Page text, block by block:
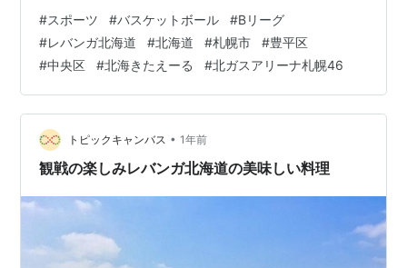
ケットボールBリーグ・１部東地区 レバンガ北海道 ラッ
ピングバスが登場 お披露目会に折茂武彦社長と選手も
newsdig.tbs.co.jp 北海道文化放送(UHB) 北海道札幌市豊
平区 再び開催決定！ eスポーツ世界大会 ３年連続の開催
へ 札幌…
#スポーツ #バスケットボール #Bリーグ
#レバンガ北海道 #北海道 #札幌市 #豊平区
#中央区 #北海きたえーる #北ガスアリーナ札幌46
トピックキャンバス • 1年前
観戦の楽しみレバンガ北海道の美味しい料理